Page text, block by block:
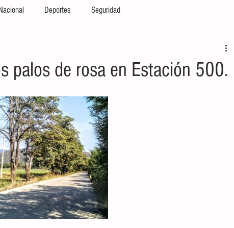
Deportes Seguridad
palos de rosa en Estación 500.